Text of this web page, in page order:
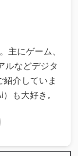
主にゲーム、
ルなどデジタ
介していま
も大好き。